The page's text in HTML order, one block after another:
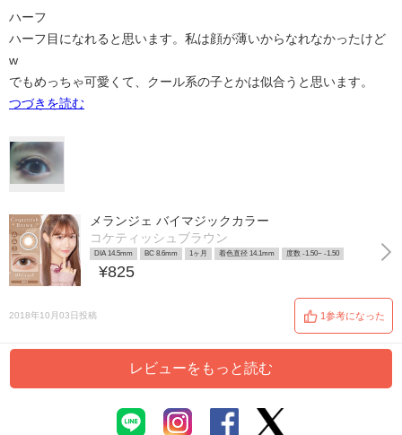
ハーフ
ハーフ目になれると思います。私は顔が薄いからなれなかったけど
w
でもめっちゃ可愛くて、クール系の子とかは似合うと思います。
つづきを読む
メランジェ バイマジックカラー
コケティッシュブラウン
DIA 14.5mm BC 8.6mm 1ヶ月 着色直径 14.1mm 度数 -1.50~ -1.50
¥825
2018年10月03日投稿 1参考になった
レビューをもっと読む